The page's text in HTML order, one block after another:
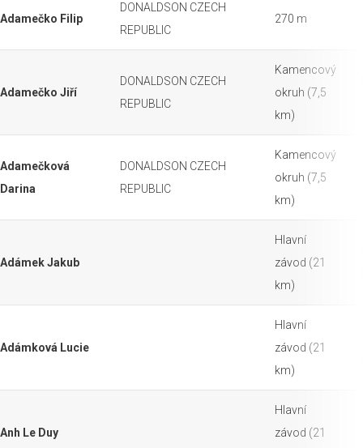
Adamečko Filip
DONALDSON CZECH
REPUBLIC
270 m
Adamečko Jiří
DONALDSON CZECH
REPUBLIC
Kamencový
okruh (7,5
km)
Adamečková
Darina
DONALDSON CZECH
REPUBLIC
Kamencový
okruh (7,5
km)
Adámek Jakub
Hlavní
závod (21
km)
Adámková Lucie
Hlavní
závod (21
km)
Anh Le Duy
Hlavní
závod (21